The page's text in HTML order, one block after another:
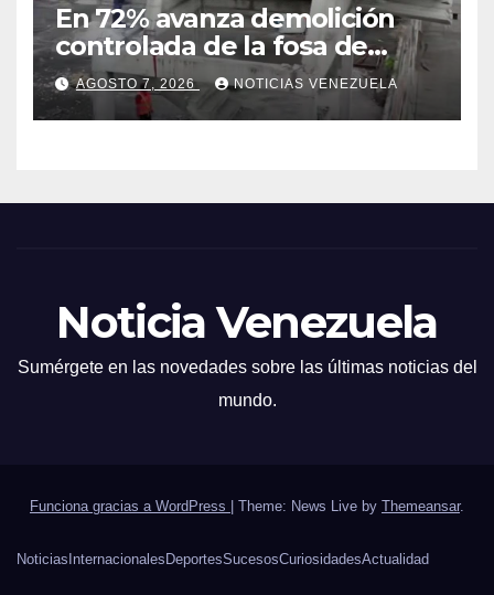
En 72% avanza demolición
controlada de la fosa de
ascensores en la Torre de
David
AGOSTO 7, 2026 NOTICIAS VENEZUELA
Noticia Venezuela
Sumérgete en las novedades sobre las últimas noticias del
mundo.
Funciona gracias a WordPress Theme: News Live by Themeansar.
Noticias Internacionales DeportesSucesosCuriosidadesActualidad